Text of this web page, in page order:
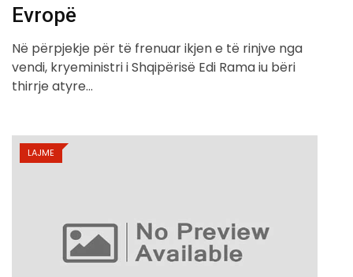
Evropë
Në përpjekje për të frenuar ikjen e të rinjve nga
vendi, kryeministri i Shqipërisë Edi Rama iu bëri
thirrje atyre…
LAJME